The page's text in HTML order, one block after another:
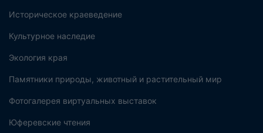
Историческое краеведение
Культурное наследие
Экология края
Памятники природы, животный и растительный мир
Фотогалерея виртуальных выставок
Юферевские чтения